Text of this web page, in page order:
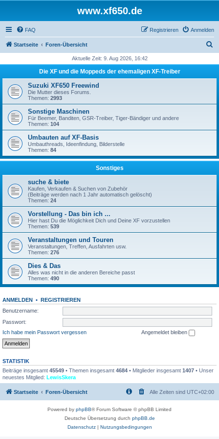
www.xf650.de
FAQ Anmelden
Registrieren
Startseite Foren-Übersicht
h
Aktuelle Zeit: 9. Aug 2026, 16:42
Die XF und die Moppeds der ehemaligen XF-Treiber
Suzuki XF650 Freewind
Die Mutter dieses Forums.
Themen: 2993
Sonstige Maschinen
Für Beemer, Banditen, GSR-Treiber, Tiger-Bändiger und andere
Themen: 104
Umbauten auf XF-Basis
Umbauthreads, Ideenfindung, Bilderstelle
Themen: 84
Sonstiges
suche & biete
Kaufen, Verkaufen & Suchen von Zubehör
(Beiträge werden nach 1 Jahr automatisch gelöscht)
Themen: 24
Vorstellung - Das bin ich ...
Hier hast Du die Möglichkeit Dich und Deine XF vorzustellen
Themen: 539
Veranstaltungen und Touren
Veranstaltungen, Treffen, Ausfahrten usw.
Themen: 276
Dies & Das
Alles was nicht in die anderen Bereiche passt
Themen: 490
ANMELDEN • REGISTRIEREN
Benutzername:
Passwort:
Ich habe mein Passwort vergessen
Angemeldet bleiben
STATISTIK
Beiträge insgesamt 45549 • Themen insgesamt 4684 • Mitglieder insgesamt 1407 • Unser
neuestes Mitglied: LewisSkera
Startseite Foren-Übersicht Alle Zeiten sind UTC+02:00
Powered by phpBB® Forum Software © phpBB Limited
Deutsche Übersetzung durch phpBB.de
Datenschutz| Nutzungsbedingungen